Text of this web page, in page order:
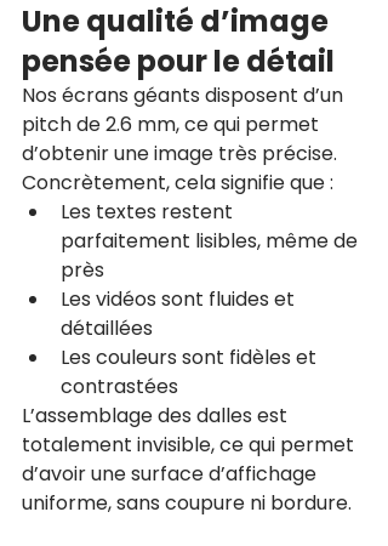
Une qualité d’image
pensée pour le détail
Nos écrans géants disposent d’un
pitch de 2.6 mm, ce qui permet
d’obtenir une image très précise.
Concrètement, cela signifie que :
Les textes restent
parfaitement lisibles, même de
près
Les vidéos sont fluides et
détaillées
Les couleurs sont fidèles et
contrastées
L’assemblage des dalles est
totalement invisible, ce qui permet
d’avoir une surface d’affichage
uniforme, sans coupure ni bordure.